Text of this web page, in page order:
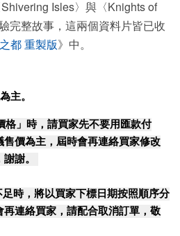
Isles〉與〈Knights of
完整故事，這兩個資料片皆已收
都 重製版》中。
主。
格」時，請買家先不要用匯款付
價為主，屆時會再連絡買家修改
謝。
時，將以買家下標日期按照順序分
連絡買家，請配合取消訂單，敬